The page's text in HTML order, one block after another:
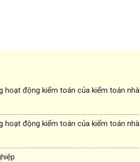
hoạt động kiểm toán của kiểm toán nhà
hoạt động kiểm toán của kiểm toán nhà